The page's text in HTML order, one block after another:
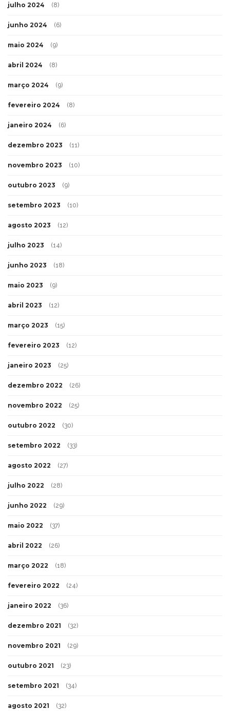
julho 2024 (8)
junho 2024 (6)
maio 2024 (9)
abril 2024 (8)
março 2024 (9)
fevereiro 2024 (8)
janeiro 2024 (6)
dezembro 2023 (11)
novembro 2023 (10)
outubro 2023 (9)
setembro 2023 (10)
agosto 2023 (12)
julho 2023 (14)
junho 2023 (18)
maio 2023 (9)
abril 2023 (12)
março 2023 (15)
fevereiro 2023 (12)
janeiro 2023 (25)
dezembro 2022 (26)
novembro 2022 (25)
outubro 2022 (30)
setembro 2022 (33)
agosto 2022 (27)
julho 2022 (28)
junho 2022 (29)
maio 2022 (37)
abril 2022 (26)
março 2022 (18)
fevereiro 2022 (24)
janeiro 2022 (36)
dezembro 2021 (32)
novembro 2021 (29)
outubro 2021 (23)
setembro 2021 (34)
agosto 2021 (32)